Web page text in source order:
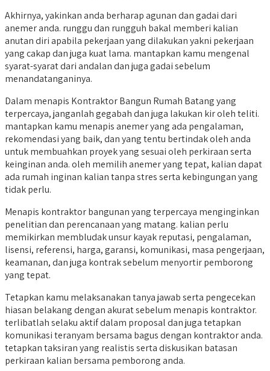
Akhirnya, yakinkan anda berharap agunan dan gadai dari
anemer anda. runggu dan rungguh bakal memberi kalian
anutan diri apabila pekerjaan yang dilakukan yakni pekerjaan
yang cakap dan juga kuat lama. mantapkan kamu mengenal
syarat-syarat dari andalan dan juga gadai sebelum
menandatanganinya.
Dalam menapis Kontraktor Bangun Rumah Batang yang
terpercaya, janganlah gegabah dan juga lakukan kir oleh teliti.
mantapkan kamu menapis anemer yang ada pengalaman,
rekomendasi yang baik, dan yang tentu bertindak oleh anda
untuk membuahkan proyek yang sesuai oleh perkiraan serta
keinginan anda. oleh memilih anemer yang tepat, kalian dapat
ada rumah inginan kalian tanpa stres serta kebingungan yang
tidak perlu.
Menapis kontraktor bangunan yang terpercaya menginginkan
penelitian dan perencanaan yang matang. kalian perlu
memikirkan membludak unsur kayak reputasi, pengalaman,
lisensi, referensi, harga, garansi, komunikasi, masa pengerjaan,
keamanan, dan juga kontrak sebelum menyortir pemborong
yang tepat.
Tetapkan kamu melaksanakan tanya jawab serta pengecekan
hiasan belakang dengan akurat sebelum menapis kontraktor.
terlibatlah selaku aktif dalam proposal dan juga tetapkan
komunikasi teranyam bersama bagus dengan kontraktor anda.
tetapkan taksiran yang realistis serta diskusikan batasan
perkiraan kalian bersama pemborong anda.